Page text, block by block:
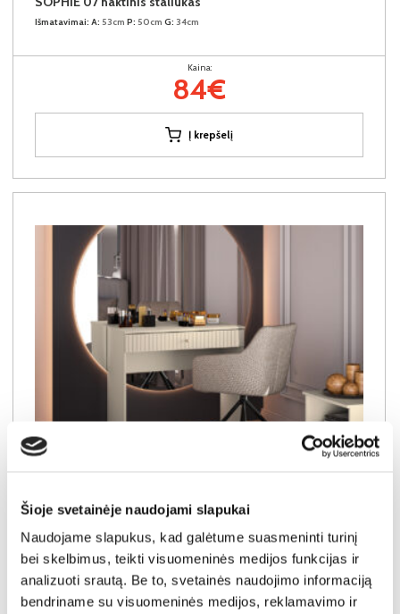
Šioje svetainėje naudojami slapukai
Naudojame slapukus, kad galėtume suasmeninti turinį
bei skelbimus, teikti visuomeninės medijos funkcijas ir
analizuoti srautą. Be to, svetainės naudojimo informaciją
bendriname su visuomeninės medijos, reklamavimo ir
Išmatavimai: A: 53cm P: 50cm G: 34cm
Kaina:
84€
Į krepšelį
SOPHIE 08 kosmetinis staliukas-konsolė
Išmatavimai: 78cm G:
Kaina:
99€